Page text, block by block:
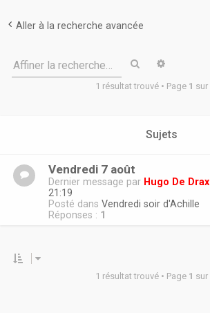
Aller à la recherche avancée
Affiner la recherche… Rechercher
1 résultat trouvé • Page 1 sur
Sujets
Vendredi 7 août
Dernier message par Hugo De Drax
21:19
Posté dans Vendredi soir d'Achille
Réponses : 1
1 résultat trouvé • Page 1 sur